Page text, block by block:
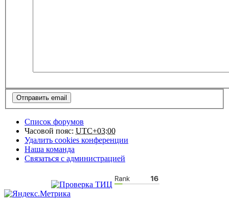
Список форумов
Часовой пояс: UTC+03:00
Удалить cookies конференции
Наша команда
Связаться с администрацией